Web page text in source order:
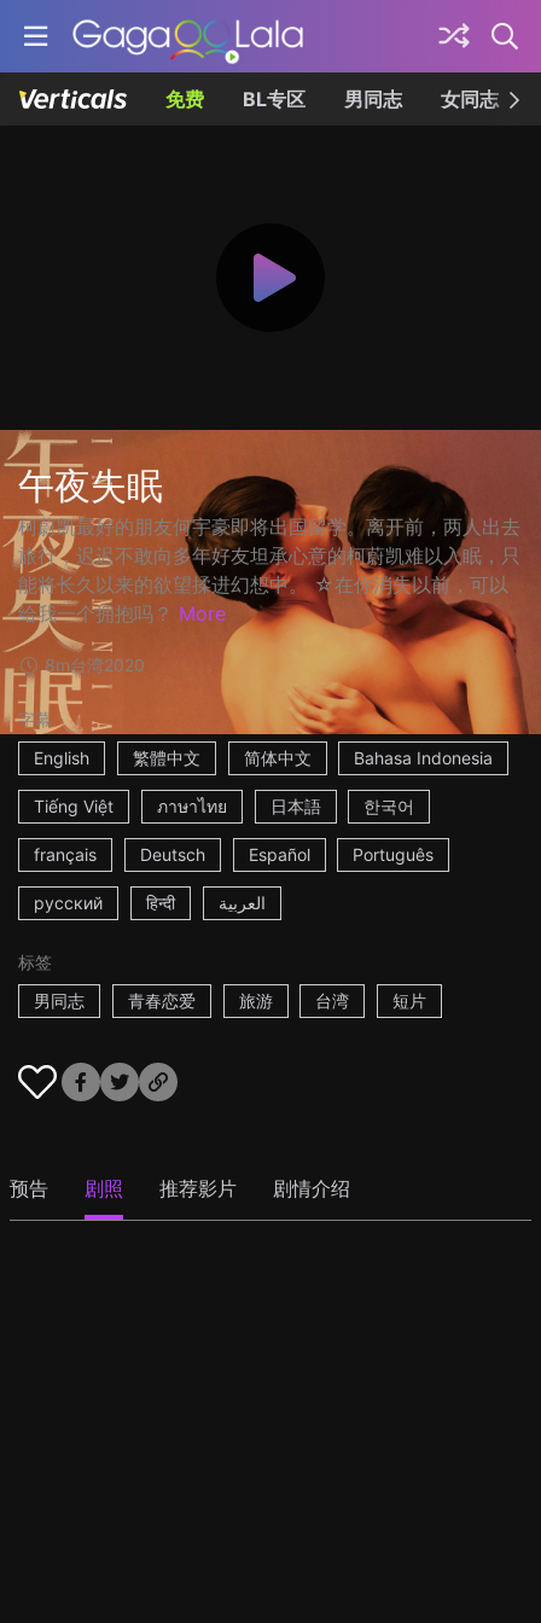
免费 BL专区 男同志 女同志
午夜失眠
柯蔚凯最好的朋友何宇豪即将出国留学。离开前，两人出去
旅行，迟迟不敢向多年好友坦承心意的柯蔚凯难以入眠，只
能将长久以来的欲望揉进幻想中。 ☆在你消失以前，可以
给我一个拥抱吗？ More
8m台湾2020
字幕
English
繁體中文 简体中文 Bahasa Indonesia
Tiếng Việt ภาษาไทย 日本語 한국어
français Deutsch Español Português
русский हिन्दी العربية
标签
男同志
青春恋爱 旅游 台湾 短片
预告 剧照 推荐影片 剧情介绍